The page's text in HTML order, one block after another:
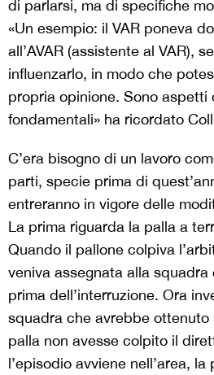
di parlarsi, ma di specifiche
«Un esempio: il VAR poneva
all’AVAR (assistente al VAR),
influenzarlo, in modo che
propria opinione. Sono aspetti
fondamentali» ha ricordato
C’era bisogno di un lavoro
parti, specie prima di
entreranno in vigore delle
La prima riguarda la palla a
Quando il pallone colpiva
veniva assegnata alla
prima dell’interruzione. Ora
squadra che avrebbe ottenuto
palla non avesse colpito il
l’episodio avviene nell’area,